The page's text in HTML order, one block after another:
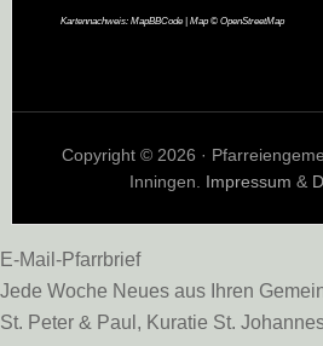
Kartennachweis: MapBBCode| Map © OpenStreetMap
Copyright © 2026 ·
Inningen. Impressum &
E-Mail-Pfarrbrief
Jede Woche Neues aus Ihren
St. Peter & Paul, Kuratie St.